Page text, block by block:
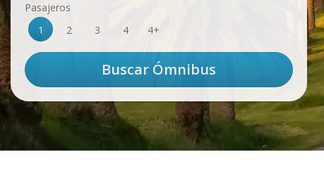
Pasajeros
1
2 3 4 4+